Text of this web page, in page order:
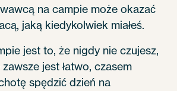
na campie może okazać
jaką kiedykolwiek miałeś.
jest to, że nigdy nie czujesz,
jest łatwo, czasem
spędzić dzień na